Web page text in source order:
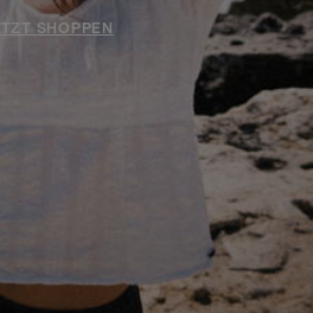
SHOPPEN